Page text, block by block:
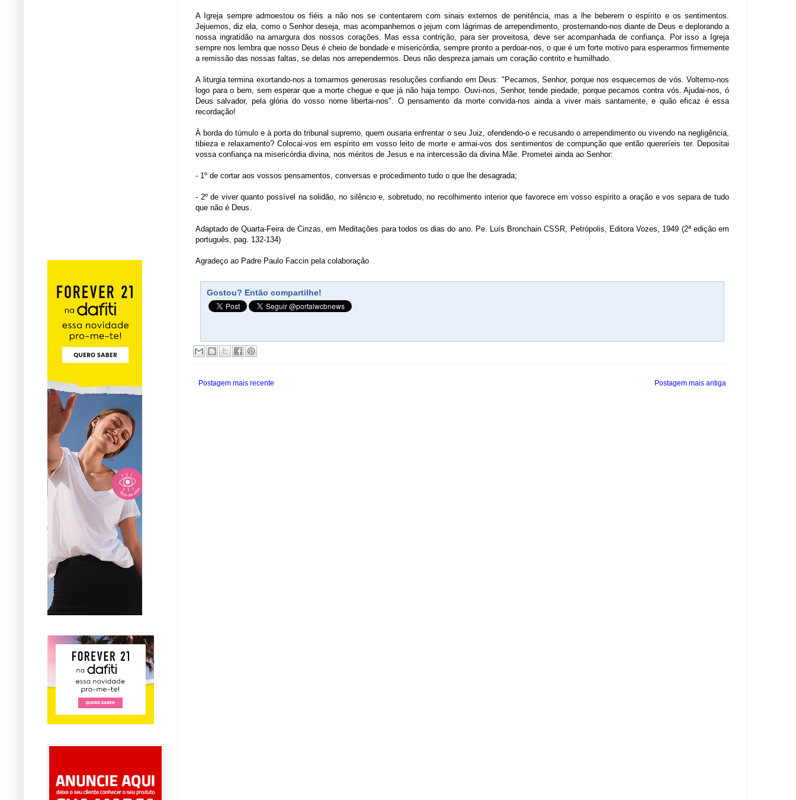
A Igreja sempre admoestou os fiéis a não nos se contentarem com sinais externos de penitência, mas a lhe beberem o espírito e os sentimentos.
Jejuemos, diz ela, como o Senhor deseja, mas acompanhemos o jejum com lágrimas de arrependimento, prosternando-nos diante de Deus e deplorando a
nossa ingratidão na amargura dos nossos corações. Mas essa contrição, para ser proveitosa, deve ser acompanhada de confiança. Por isso a Igreja
sempre nos lembra que nosso Deus é cheio de bondade e misericórdia, sempre pronto a perdoar-nos, o que é um forte motivo para esperarmos firmemente
a remissão das nossas faltas, se delas nos arrependermos. Deus não despreza jamais um coração contrito e humilhado.
A liturgia termina exortando-nos a tomarmos generosas resoluções confiando em Deus: "Pecamos, Senhor, porque nos esquecemos de vós. Voltemo-nos
logo para o bem, sem esperar que a morte chegue e que já não haja tempo. Ouvi-nos, Senhor, tende piedade, porque pecamos contra vós. Ajudai-nos, ó
Deus salvador, pela glória do vosso nome libertai-nos". O pensamento da morte convida-nos ainda a viver mais santamente, e quão eficaz é essa
recordação!
À borda do túmulo e à porta do tribunal supremo, quem ousaria enfrentar o seu Juiz, ofendendo-o e recusando o arrependimento ou vivendo na negligência,
tibieza e relaxamento? Colocai-vos em espírito em vosso leito de morte e armai-vos dos sentimentos de compunção que então quereríeis ter. Depositai
vossa confiança na misericórdia divina, nos méritos de Jesus e na intercessão da divina Mãe. Prometei ainda ao Senhor:
- 1º de cortar aos vossos pensamentos, conversas e procedimento tudo o que lhe desagrada;
- 2º de viver quanto possível na solidão, no silêncio e, sobretudo, no recolhimento interior que favorece em vosso espírito a oração e vos separa de tudo
que não é Deus.
Adaptado de Quarta-Feira de Cinzas, em Meditações para todos os dias do ano. Pe. Luís Bronchain CSSR, Petrópolis, Editora Vozes, 1949 (2ª edição em
português, pag. 132-134)
Agradeço ao Padre Paulo Faccin pela colaboração
Gostou? Então compartilhe!
Postagem mais recente Postagem mais antiga